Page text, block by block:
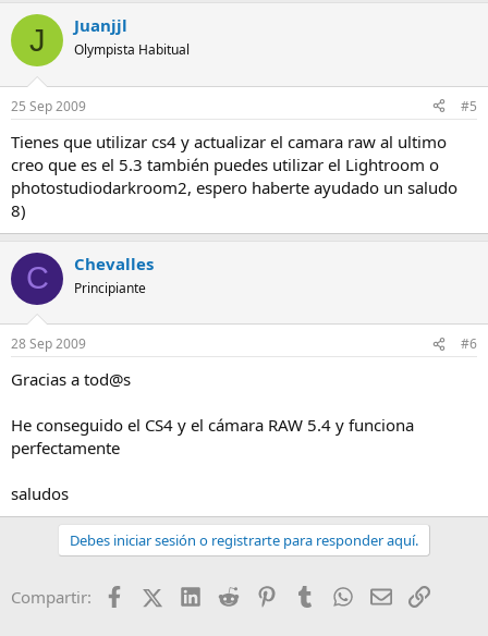
J Juanjjl
Olympista Habitual
25 Sep 2009 #5
Tienes que utilizar cs4 y actualizar el camara raw al ultimo
creo que es el 5.3 también puedes utilizar el Lightroom o
photostudiodarkroom2, espero haberte ayudado un saludo
8)
C Chevalles
Principiante
28 Sep 2009 #6
Gracias a tod@s
He conseguido el CS4 y el cámara RAW 5.4 y funciona
perfectamente
saludos
Debes iniciar sesión o registrarte para responder aquí.
Compartir: FacebookX (Twitter)
LinkedIn
Reddit PinterestTumblr WhatsApp
EmailEnlace